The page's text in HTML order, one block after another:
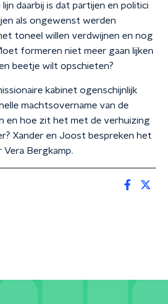
daarbij is dat partijen en politici
als ongewenst werden
toneel willen verdwijnen en nog
formeren niet meer gaan lijken
beetje wilt opschieten?
kabinet ogenschijnlijk
machtsovername van de
en hoe zit het met de verhuizing
Xander en Joost bespreken het
Bergkamp.